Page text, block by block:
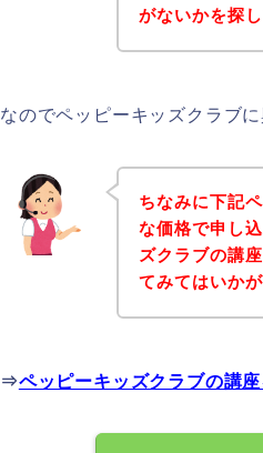
がないかを探
なのでペッピーキッズクラブ
ちなみに下記
な価格で申し
ズクラブの講
てみてはいか
⇒ペッピーキッズクラブの講